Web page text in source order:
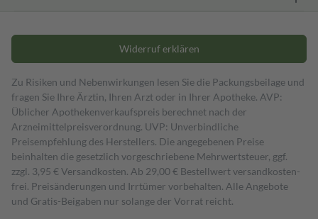
Widerruf erklären
Zu Risiken und Nebenwirkungen lesen Sie die Packungsbeilage und
fragen Sie Ihre Ärztin, Ihren Arzt oder in Ihrer Apotheke. AVP:
Üblicher Apothekenverkaufspreis berechnet nach der
Arzneimittelpreisverordnung. UVP: Unverbindliche
Preisempfehlung des Herstellers. Die angegebenen Preise
beinhalten die gesetzlich vorgeschriebene Mehrwertsteuer, ggf.
zzgl. 3,95 € Versandkosten. Ab 29,00 € Bestell­wert versand­kosten­
frei. Preisänderungen und Irrtümer vorbehalten. Alle Angebote
und Gratis-Beigaben nur solange der Vorrat reicht.